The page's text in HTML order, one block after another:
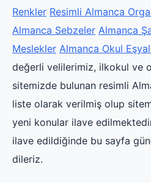
Renkler Resimli Almanca
Almanca Sebzeler Almanca
Meslekler Almanca Okul
değerli velilerimiz, ilkokul ve
sitemizde bulunan resimli
liste olarak verilmiş olup
yeni konular ilave
ilave edildiğinde bu sayfa
dileriz.